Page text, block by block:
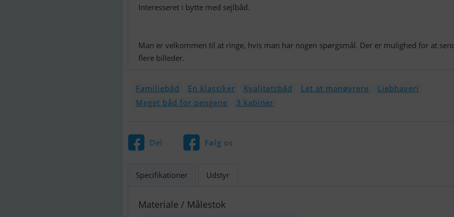
Interesseret i bytte med sejlbåd.
Man er velkommen til at ringe, hvis man har nogen spørgsmål. Der er mulighed for at
flere billeder.
Familiebåd En klassiker Kvalitetsbåd Let at manøvrere
Liebhaveri
Meget båd for pengene
3 kabiner
Del Følg os
Specifikationer Udstyr
Materiale / Målestok